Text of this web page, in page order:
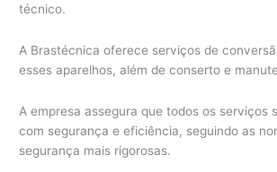
técnico.
A Brastécnica oferece serviços de
esses aparelhos, além de conserto e
A empresa assegura que todos os serviços
com segurança e eficiência, seguindo as
segurança mais rigorosas.